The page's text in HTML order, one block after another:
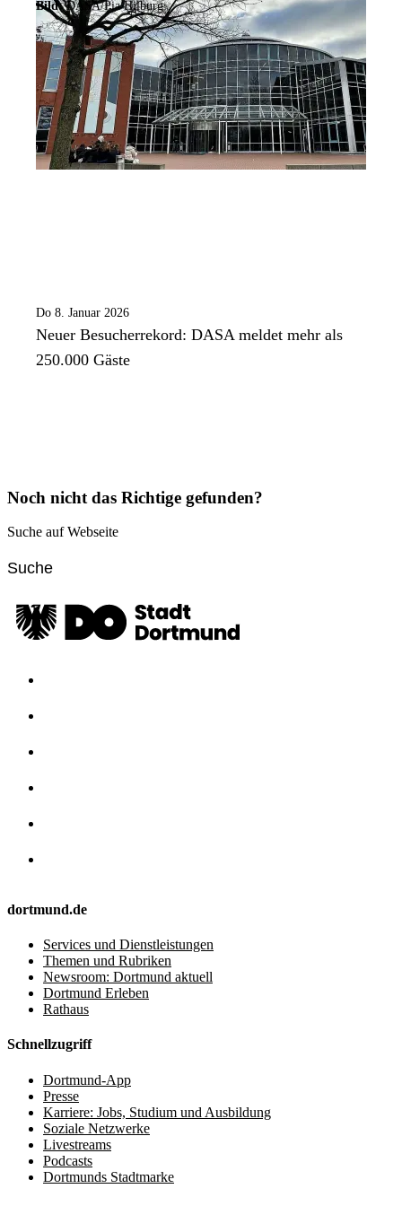
Bild: DASA/Pia Hilburg
Do 8. Januar 2026
Neuer Besucherrekord: DASA meldet mehr als
250.000 Gäste
Noch nicht das Richtige gefunden?
Suche auf Webseite
dortmund.de
Services und Dienstleistungen
Themen und Rubriken
Newsroom: Dortmund aktuell
Dortmund Erleben
Rathaus
Schnellzugriff
Dortmund-App
Presse
Karriere: Jobs, Studium und Ausbildung
Soziale Netzwerke
Livestreams
Podcasts
Dortmunds Stadtmarke